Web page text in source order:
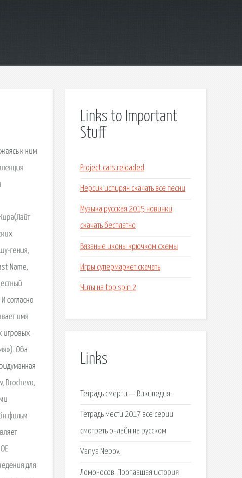
к ним
гения,
Name,
согласно
имя
игровых
Оба
Drochevo,
фильм
для
Links to Important
Stuff
Project cars reloaded
Нерсик испирян скачать все песни
Музыка русская 2015 новинки
скачать бесплатно
Вязаные иконы крючком схемы
Игры супермаркет скачать
Читы на top spin 2
Links
Тетрадь смерти — Википедия.
Тетрадь мести 2017 все серии
смотреть онлайн на русском
Vanya Nebov.
Ломоносов. Пропавшая история